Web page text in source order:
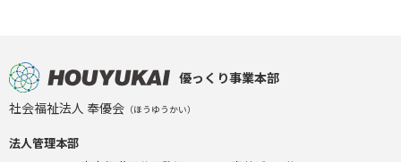
優っくり事業本部
社会福祉法人 奉優会 （ほうゆうかい）
法人管理本部